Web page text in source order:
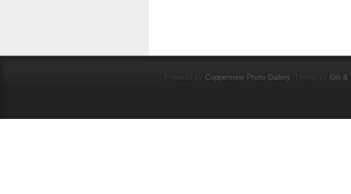
Powered by Coppermine Photo Gallery. Theme by Gin &